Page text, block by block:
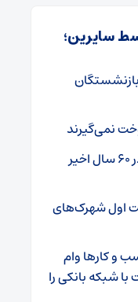
سایرین؛
نمی‌گیرند
عارف: وضعیت کم‌آبی تهران در ۶۰ سال اخیر
اول شهرک‌های
به کسب و کارها وام
با شبکه بانکی را